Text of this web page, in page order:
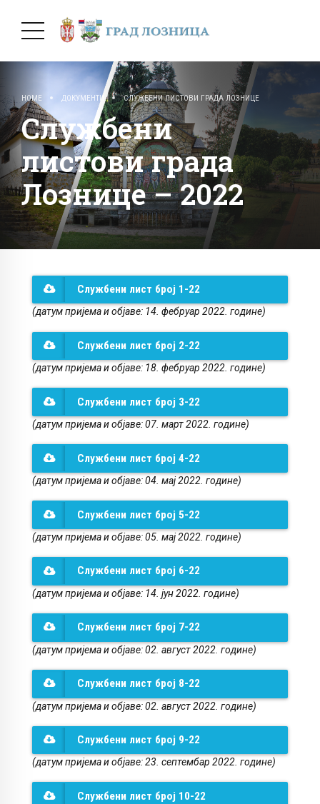
HOME ДОКУМЕНТИ СЛУЖБЕНИ ЛИСТОВИ ГРАДА ЛОЗНИЦЕ
Службени
листови града
Лознице – 2022
Службени лист број 1-22
(датум пријема и објаве: 14. фебруар 2022. године)
Службени лист број 2-22
(датум пријема и објаве: 18. фебруар 2022. године)
Службени лист број 3-22
(датум пријема и објаве: 07. март 2022. године)
Службени лист број 4-22
(датум пријема и објаве: 04. мај 2022. године)
Службени лист број 5-22
(датум пријема и објаве: 05. мај 2022. године)
Службени лист број 6-22
(датум пријема и објаве: 14. јун 2022. године)
Службени лист број 7-22
(датум пријема и објаве: 02. август 2022. године)
Службени лист број 8-22
(датум пријема и објаве: 02. август 2022. године)
Службени лист број 9-22
(датум пријема и објаве: 23. септембар 2022. године)
Службени лист број 10-22